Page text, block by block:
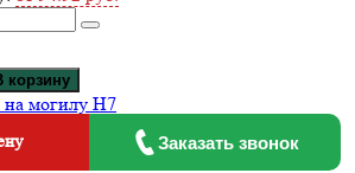
корзину
могилу Н7
Заказать звонок